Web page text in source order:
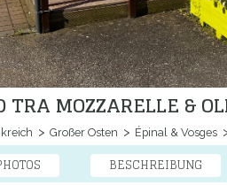
TRA MOZZARELLE &
Großer Osten Épinal & Vosges
BESCHREIBUNG